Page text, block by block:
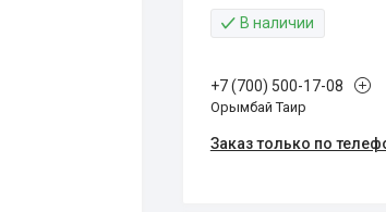
В наличии
+7 (700) 500-17-08
Орымбай Таир
Заказ только по